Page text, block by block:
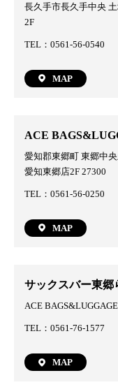
長久手市長久手中央
2F
TEL：0561-56-0540
MAP
ACE
愛知郡東郷町 東郷中
愛知東郷店2F 27300
TEL：0561-56-0250
MAP
サックスバー東郷
ACE
TEL：0561-76-1577
MAP